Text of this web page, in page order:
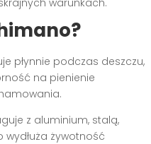
płynnie podczas deszczu,
na pienienie
z aluminium, stalą,
żywotność